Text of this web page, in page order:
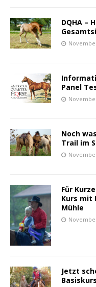
DQHA –
Panel
Noch
Trail im
Für
Kurs mit
Mühle
Jetzt